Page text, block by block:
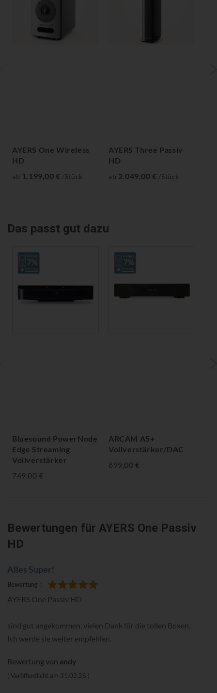
AYERS One Wireless
HD
ab 1.199,00 € /Stück
AYERS Three Passiv
HD
ab 2.049,00 € /Stück
Das passt gut dazu
Bluesound PowerNode
Edge Streaming
Vollverstärker
749,00 €
ARCAM A5+
Vollverstärker/DAC
899,00 €
Bewertungen für AYERS One Passiv
HD
Alles Super!
Bewertung
AYERS One Passiv HD
sind gut angekommen, vielen Dank für die tollen Boxen.
Ich werde sie weiter empfehlen.
Bewertung von andy
Veröffentlicht am 31.03.26